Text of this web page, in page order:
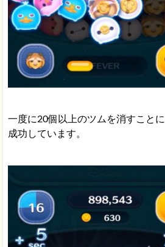
一度に20個以上のツムを消すことに
成功しています。